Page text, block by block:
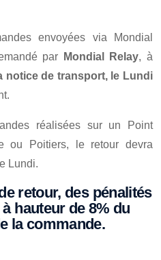
envoyées via Mondial
par Mondial Relay, à
notice de transport, le Lundi
réalisées sur un Point
ou Poitiers, le retour devra
Lundi.
retour, des pénalités
hauteur de 8% du
la commande.